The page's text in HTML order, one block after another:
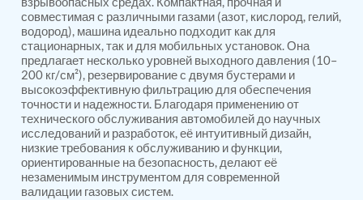
Fuel Injection Pump Test Bench
PSA Nitrogen Generation Plant
Dual Hydraulic Test System
Hydraulic Damper Test Bench Manufacturer
1000 Bar Hydraulic Proof Pressure Test Bench
Drive And Control Automation System
Main Rotor Actuator Test Rig
BMP Pump Test Rig
Refrigeration System
Heavy Duty Automatic Single Row Weapon
Disposal System
Automatic Volumetric Expansion Test System
совместимая с различными газами (азот, кислород, гелий,
водород), машина идеально подходит как для
стационарных, так и для мобильных установок. Она
предлагает несколько уровней выходного давления (10–
200 кг/см²), резервирование с двумя бустерами и
высокоэффективную фильтрацию для обеспечения
точности и надежности. Благодаря применению от
технического обслуживания автомобилей до научных
исследований и разработок, её интуитивный дизайн,
низкие требования к обслуживанию и функции,
ориентированные на безопасность, делают её
незаменимым инструментом для современной
валидации газовых систем.